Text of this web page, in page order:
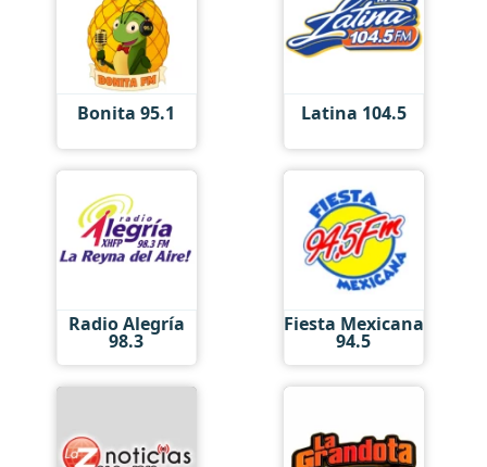
Bonita 95.1 Latina 104.5
Radio Alegría
98.3
Fiesta Mexicana
94.5